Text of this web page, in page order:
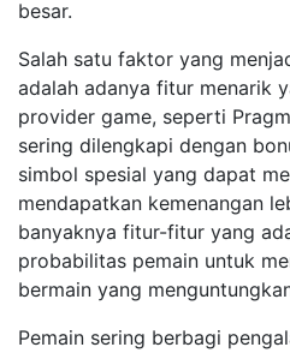
besar.
Salah satu faktor yang
adalah adanya fitur menarik
provider game, seperti
sering dilengkapi dengan
simbol spesial yang dapat
mendapatkan kemenangan
banyaknya fitur-fitur yang
probabilitas pemain untuk
bermain yang
Pemain sering berbagi